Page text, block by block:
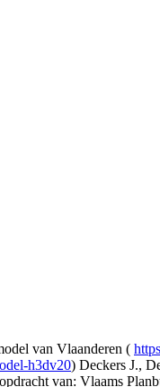
van Vlaanderen (
h3dv20) Deckers J.,
van: Vlaams